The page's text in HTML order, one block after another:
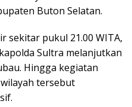
Buton Selatan.
sekitar pukul 21.00 WITA,
Sultra melanjutkan
Hingga kegiatan
tersebut